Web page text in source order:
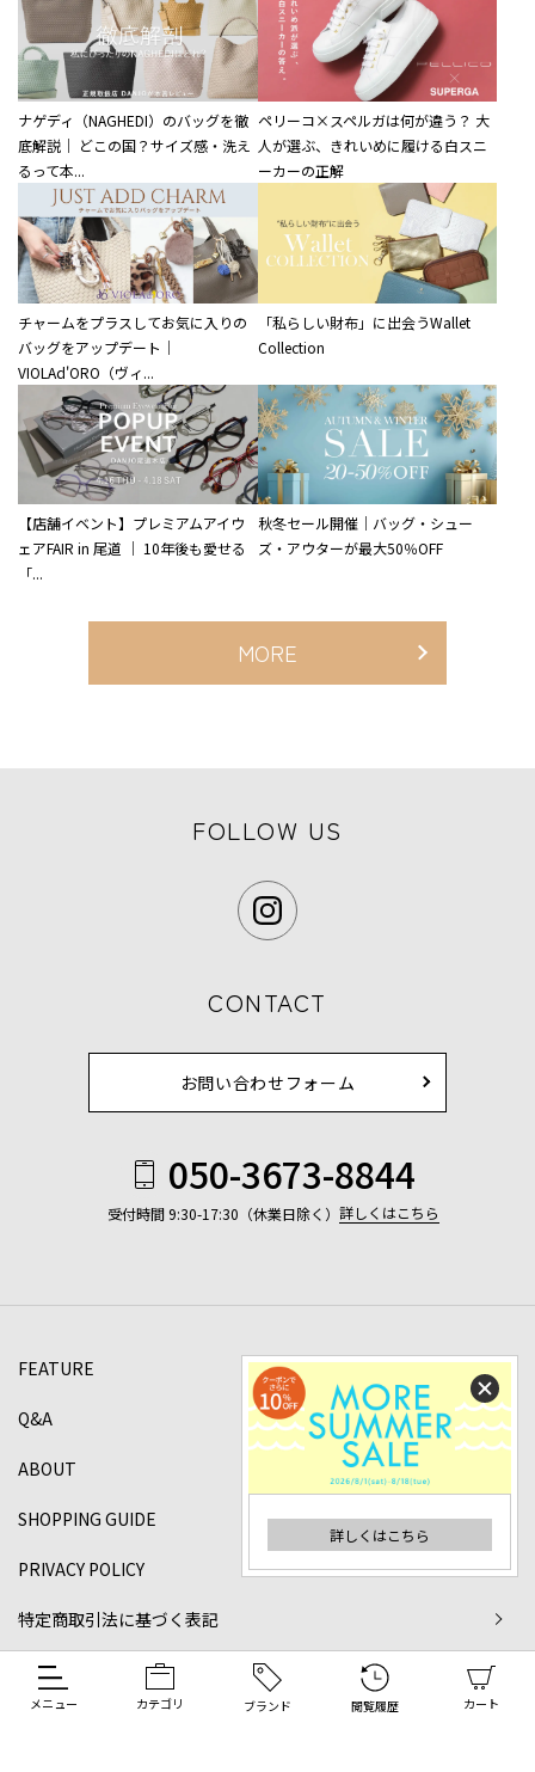
詳しくはこちら
メニュー カテゴリ ブランド 閲覧履歴 カート
ナゲディ（NAGHEDI）のバッグを徹
底解説｜ どこの国？サイズ感・洗え
るって本...
ペリーコ×スペルガは何が違う？ 大
人が選ぶ、きれいめに履ける白スニ
ーカーの正解
チャームをプラスしてお気に入りの
バッグをアップデート｜
VIOLAd'ORO（ヴィ...
「私らしい財布」に出会うWallet
Collection
【店舗イベント】プレミアムアイウ
ェアFAIR in 尾道 ｜ 10年後も愛せる
「...
秋冬セール開催｜バッグ・シュー
ズ・アウターが最大50％OFF
MORE
FOLLOW US
CONTACT
お問い合わせフォーム
050-3673-8844
受付時間 9:30-17:30（休業日除く） 詳しくはこちら
FEATURE
Q&A
ABOUT
SHOPPING GUIDE
PRIVACY POLICY
特定商取引法に基づく表記
©2024 DANJO Co.,ltd All rights reserved.